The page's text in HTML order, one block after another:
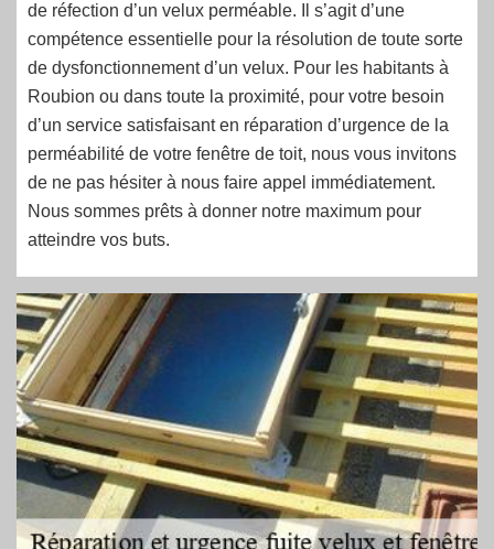
de réfection d’un velux perméable. Il s’agit d’une
compétence essentielle pour la résolution de toute sorte
de dysfonctionnement d’un velux. Pour les habitants à
Roubion ou dans toute la proximité, pour votre besoin
d’un service satisfaisant en réparation d’urgence de la
perméabilité de votre fenêtre de toit, nous vous invitons
de ne pas hésiter à nous faire appel immédiatement.
Nous sommes prêts à donner notre maximum pour
atteindre vos buts.